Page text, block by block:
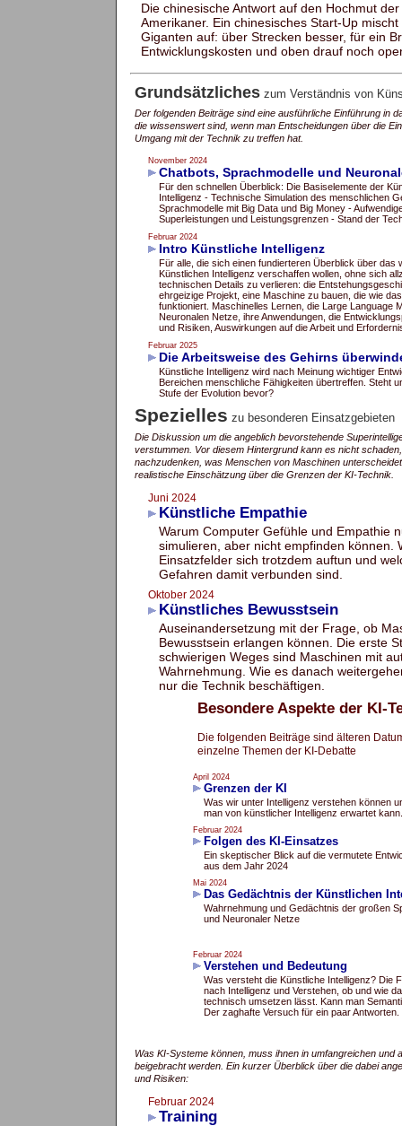
Die chinesische Antwort auf den Hochmut der
Amerikaner. Ein chinesisches Start-Up mischt
Giganten auf: über Strecken besser, für ein
Entwicklungskosten und oben drauf noch
Grundsätzliches zum Verständnis von
Der folgenden Beiträge sind eine ausführliche Einführung in
die wissenswert sind, wenn man Entscheidungen über die
Umgang mit der Technik zu treffen hat.
November 2024
Chatbots, Sprachmodelle und
Für den schnellen Überblick: Die Basiselemente der
Intelligenz - Technische Simulation des menschlichen
Sprachmodelle mit Big Data und Big Money -
Superleistungen und Leistungsgrenzen - Stand der
Februar 2024
Intro Künstliche Intelligenz
Für alle, die sich einen fundierteren Überblick über das
Künstlichen Intelligenz verschaffen wollen, ohne sich
technischen Details zu verlieren: die
ehrgeizige Projekt, eine Maschine zu bauen, die wie
funktioniert. Maschinelles Lernen, die Large Language
Neuronalen Netze, ihre Anwendungen, die
und Risiken, Auswirkungen auf die Arbeit und
Februar 2025
Die Arbeitsweise des Gehirns
Künstliche Intelligenz wird nach Meinung wichtiger
Bereichen menschliche Fähigkeiten übertreffen. Steht
Stufe der Evolution bevor?
Spezielles zu besonderen Einsatzgebieten
Die Diskussion um die angeblich bevorstehende
verstummen. Vor diesem Hintergrund kann es nicht
nachzudenken, was Menschen von Maschinen
realistische Einschätzung über die Grenzen der KI-Technik.
Juni 2024
Künstliche Empathie
Warum Computer Gefühle und Empathie
simulieren, aber nicht empfinden können.
Einsatzfelder sich trotzdem auftun und
Gefahren damit verbunden sind.
Oktober 2024
Künstliches Bewusstsein
Auseinandersetzung mit der Frage, ob
Bewusstsein erlangen können. Die erste
schwierigen Weges sind Maschinen mit
Wahrnehmung. Wie es danach
nur die Technik beschäftigen.
Besondere Aspekte der KI-
Die folgenden Beiträge sind älteren
einzelne Themen der KI-Debatte
April 2024
Grenzen der KI
Was wir unter Intelligenz verstehen können
man von künstlicher Intelligenz erwartet kann.
Februar 2024
Folgen des KI-Einsatzes
Ein skeptischer Blick auf die vermutete
aus dem Jahr 2024
Mai 2024
Das Gedächtnis der Künstlichen
Wahrnehmung und Gedächtnis der großen
und Neuronaler Netze
Februar 2024
Verstehen und Bedeutung
Was versteht die Künstliche Intelligenz? Die
nach Intelligenz und Verstehen, ob und wie
technisch umsetzen lässt. Kann man
Der zaghafte Versuch für ein paar Antworten.
Was KI-Systeme können, muss ihnen in umfangreichen und
beigebracht werden. Ein kurzer Überblick über die dabei
und Risiken:
Februar 2024
Training